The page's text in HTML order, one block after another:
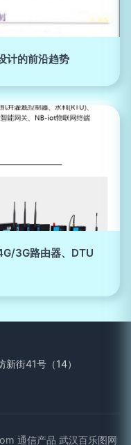
计的前沿趋势
3G路由器、DTU
街41号（14）
通信产品 武汉百乐图网